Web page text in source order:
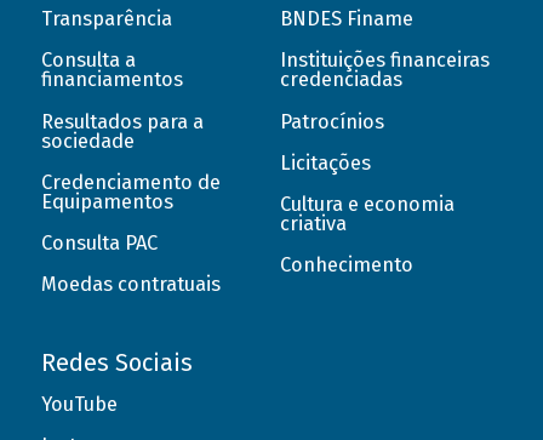
Transparência
Consulta a
financiamentos
Resultados para a
sociedade
Credenciamento de
Equipamentos
Consulta PAC
Moedas contratuais
BNDES Finame
Instituições financeiras
credenciadas
Patrocínios
Licitações
Cultura e economia
criativa
Conhecimento
Redes Sociais
YouTube